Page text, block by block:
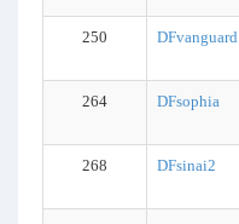
250 DFvanguard
264 DFsophia
268 DFsinai2